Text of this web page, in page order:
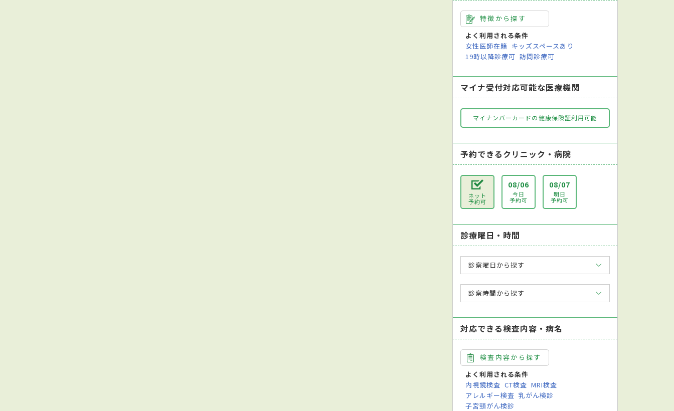
特徴から探す
よく利用される条件
女性医師在籍 キッズスペースあり
19時以降診療可 訪問診療可
マイナ受付対応可能な医療機関
マイナンバーカードの健康保険証利用可能
予約できるクリニック・病院
ネット
予約可
08/06
今日
予約可
08/07
明日
予約可
診療曜日・時間
診察曜日から探す
診察時間から探す
対応できる検査内容・病名
検査内容から探す
よく利用される条件
内視鏡検査 CT検査 MRI検査
アレルギー検査 乳がん検診
子宮頸がん検診